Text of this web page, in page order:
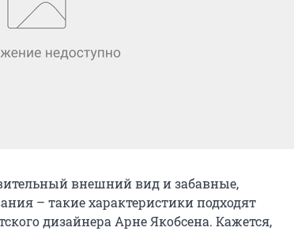
внешний вид и забавные,
– такие характеристики подходят
дизайнера Арне Якобсена. Кажется,